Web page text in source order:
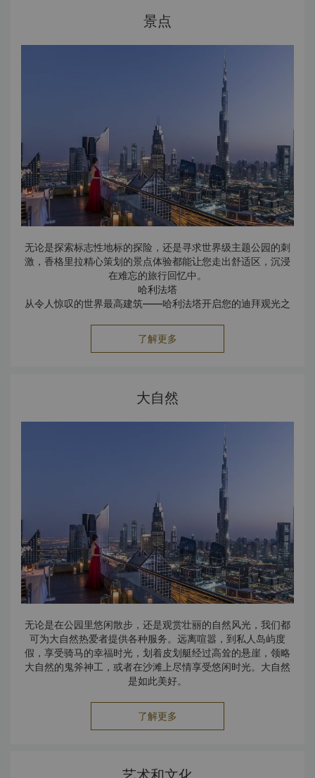
景点
无论是探索标志性地标的探险，还是寻求世界级主题公园的刺
激，香格里拉精心策划的景点体验都能让您走出舒适区，沉浸
在难忘的旅行回忆中。
哈利法塔
从令人惊叹的世界最高建筑——哈利法塔开启您的迪拜观光之
底，而香格里拉恰与这座建筑杰作毗邻而居，其宏伟雄姿近在
眼前。
水族馆位于迪拜购物中心三层，是城中热门景点，广受成年人
和小朋友的喜爱。水族馆有 140 种海洋生物，为人们提供多种
风筝海滩 (Kite Beach) 是迪拜备受青睐的海滩，是享受日光
浴、用餐和水上运动的理想去处。如果您热爱水上运动，希望
在迪拜一流的免费沙滩一试身手，风筝海滩将为您提供多种挑
战。这里紧邻卓美亚 (Jumeirah) 街区，沙滩沿线均提供高品
质的设备租赁
迪拜乐园
迪拜乐园及度假村是该地区的大型综合主题公园胜地，由三座
主题公园组成：迪拜动漫之门 (MOTIONGATE™ Dubai) 是一
影业作品中备受喜爱的角色；迪拜乐高乐园 (LEGOLAND®
Dubai) 是一座别开生面的互动式主题公园，将著名的乐高
(LEGO®) 积木化为现实，家长可以带孩子在有趣的学习环境中
尽情玩耍；乐高水上乐园 (LEGOLAND® Water Park) 是该
地区首座水上乐园，适合携带 2 至 12 岁儿童的家庭游玩。
了解更多
大自然
无论是在公园里悠闲散步，还是观赏壮丽的自然风光，我们都
可为大自然热爱者提供各种服务。远离喧嚣，到私人岛屿度
假，享受骑马的幸福时光，划着皮划艇经过高耸的悬崖，领略
大自然的鬼斧神工，或者在沙滩上尽情享受悠闲时光。大自然
是如此美好。
沙漠 巡游
迪拜的沙漠巡游是您 了解沙漠环境独特元素的绝佳方式。延绵
45 分钟车程后，游客进入 宁静的沙漠地带（乘坐豪华越野
了解更多